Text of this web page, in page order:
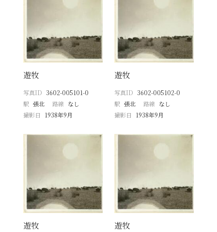
遊牧
写真ID 3602-005101-0
駅 張北 路線 なし
撮影日
1938年9月
遊牧
写真ID 3602-005102-0
駅 張北 路線 なし
撮影日
1938年9月
遊牧 遊牧